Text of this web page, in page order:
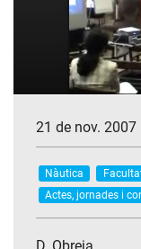
21 de nov. 2007
Nàutica
Actes, jornades i